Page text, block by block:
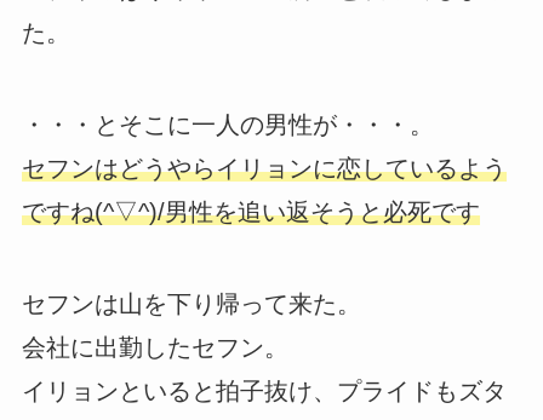
た。
・・・とそこに一人の男性が・・・。
セフンはどうやらイリョンに恋しているよう
ですね(^▽^)/男性を追い返そうと必死です
セフンは山を下り帰って来た。
会社に出勤したセフン。
イリョンといると拍子抜け、プライドもズタ